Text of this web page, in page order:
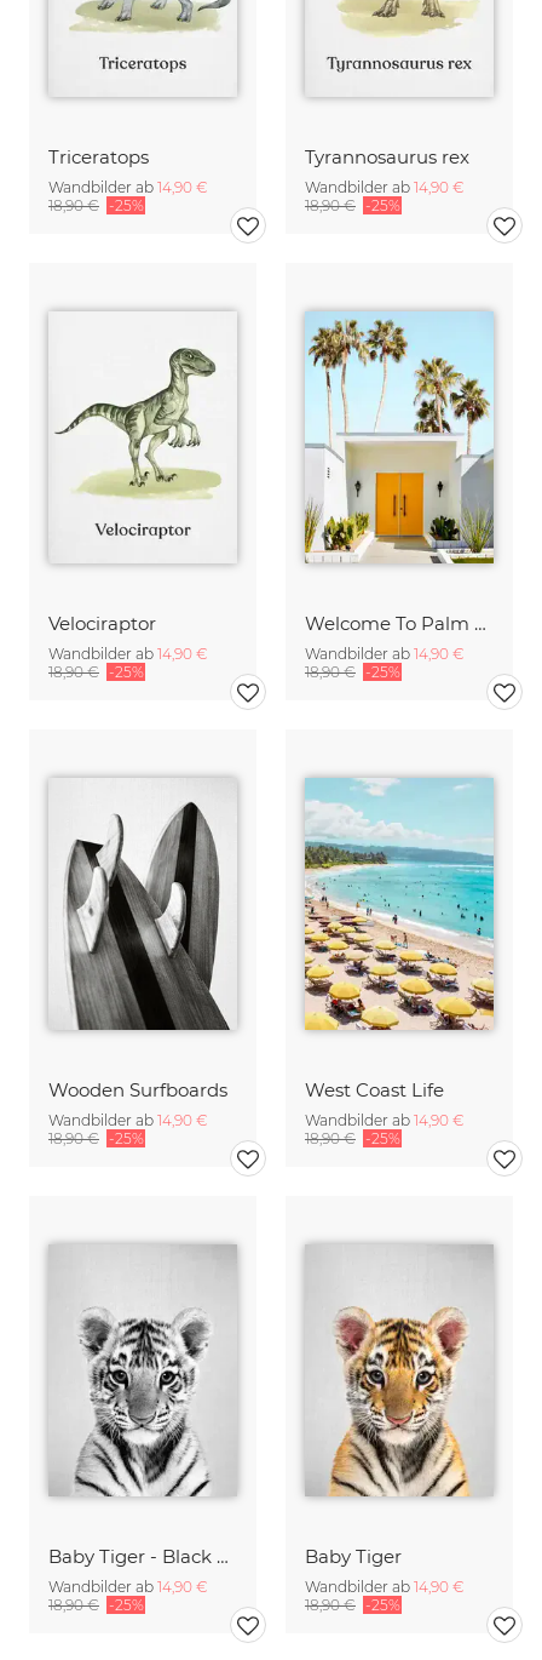
Triceratops
Wandbilder ab 14,90 €
18,90 € -25%
Tyrannosaurus rex
Wandbilder ab 14,90 €
18,90 € -25%
Velociraptor
Wandbilder ab 14,90 €
18,90 € -25%
Welcome To Palm Springs
Wandbilder ab 14,90 €
18,90 € -25%
Wooden Surfboards
Wandbilder ab 14,90 €
18,90 € -25%
West Coast Life
Wandbilder ab 14,90 €
18,90 € -25%
Baby Tiger - Black & White
Wandbilder ab 14,90 €
18,90 € -25%
Baby Tiger
Wandbilder ab 14,90 €
18,90 € -25%